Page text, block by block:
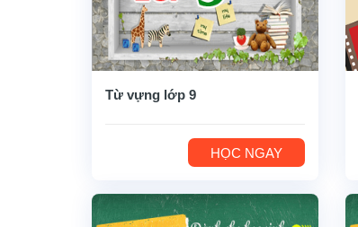
Từ vựng lớp 9
HỌC NGAY